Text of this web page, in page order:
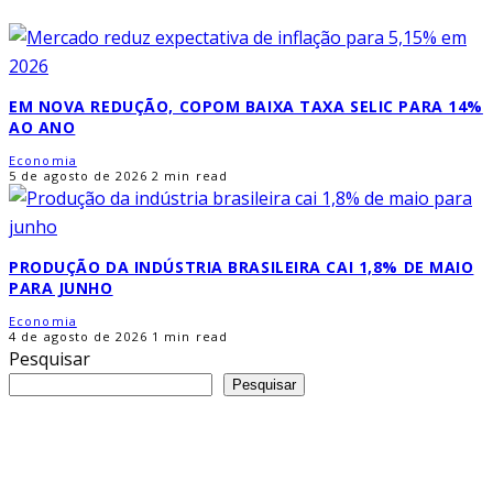
EM NOVA REDUÇÃO, COPOM BAIXA TAXA SELIC PARA 14%
AO ANO
Economia
5 de agosto de 2026 2 min read
PRODUÇÃO DA INDÚSTRIA BRASILEIRA CAI 1,8% DE MAIO
PARA JUNHO
Economia
4 de agosto de 2026 1 min read
Pesquisar
Pesquisar